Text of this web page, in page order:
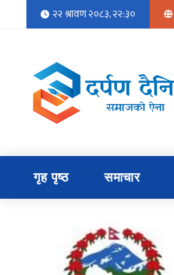
२२ श्रावण २०८३, २२:३०
गृह पृष्ठ समाचार